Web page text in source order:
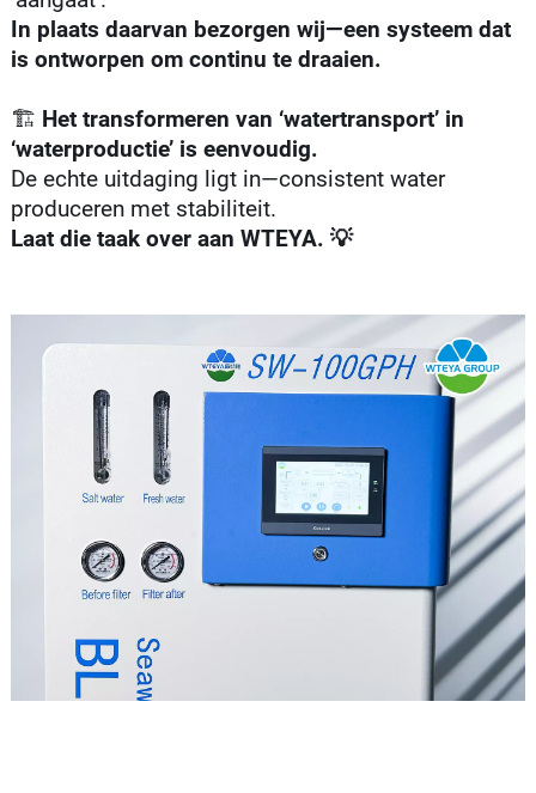
In plaats daarvan bezorgen wij—een systeem dat
is ontworpen om continu te draaien.
🏗️ Het transformeren van ‘watertransport’ in
‘waterproductie’ is eenvoudig.
De echte uitdaging ligt in—consistent water
produceren met stabiliteit.
Laat die taak over aan WTEYA. 💡